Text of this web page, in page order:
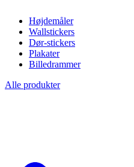
Højdemåler
Wallstickers
Dør-stickers
Plakater
Billedrammer
Alle produkter